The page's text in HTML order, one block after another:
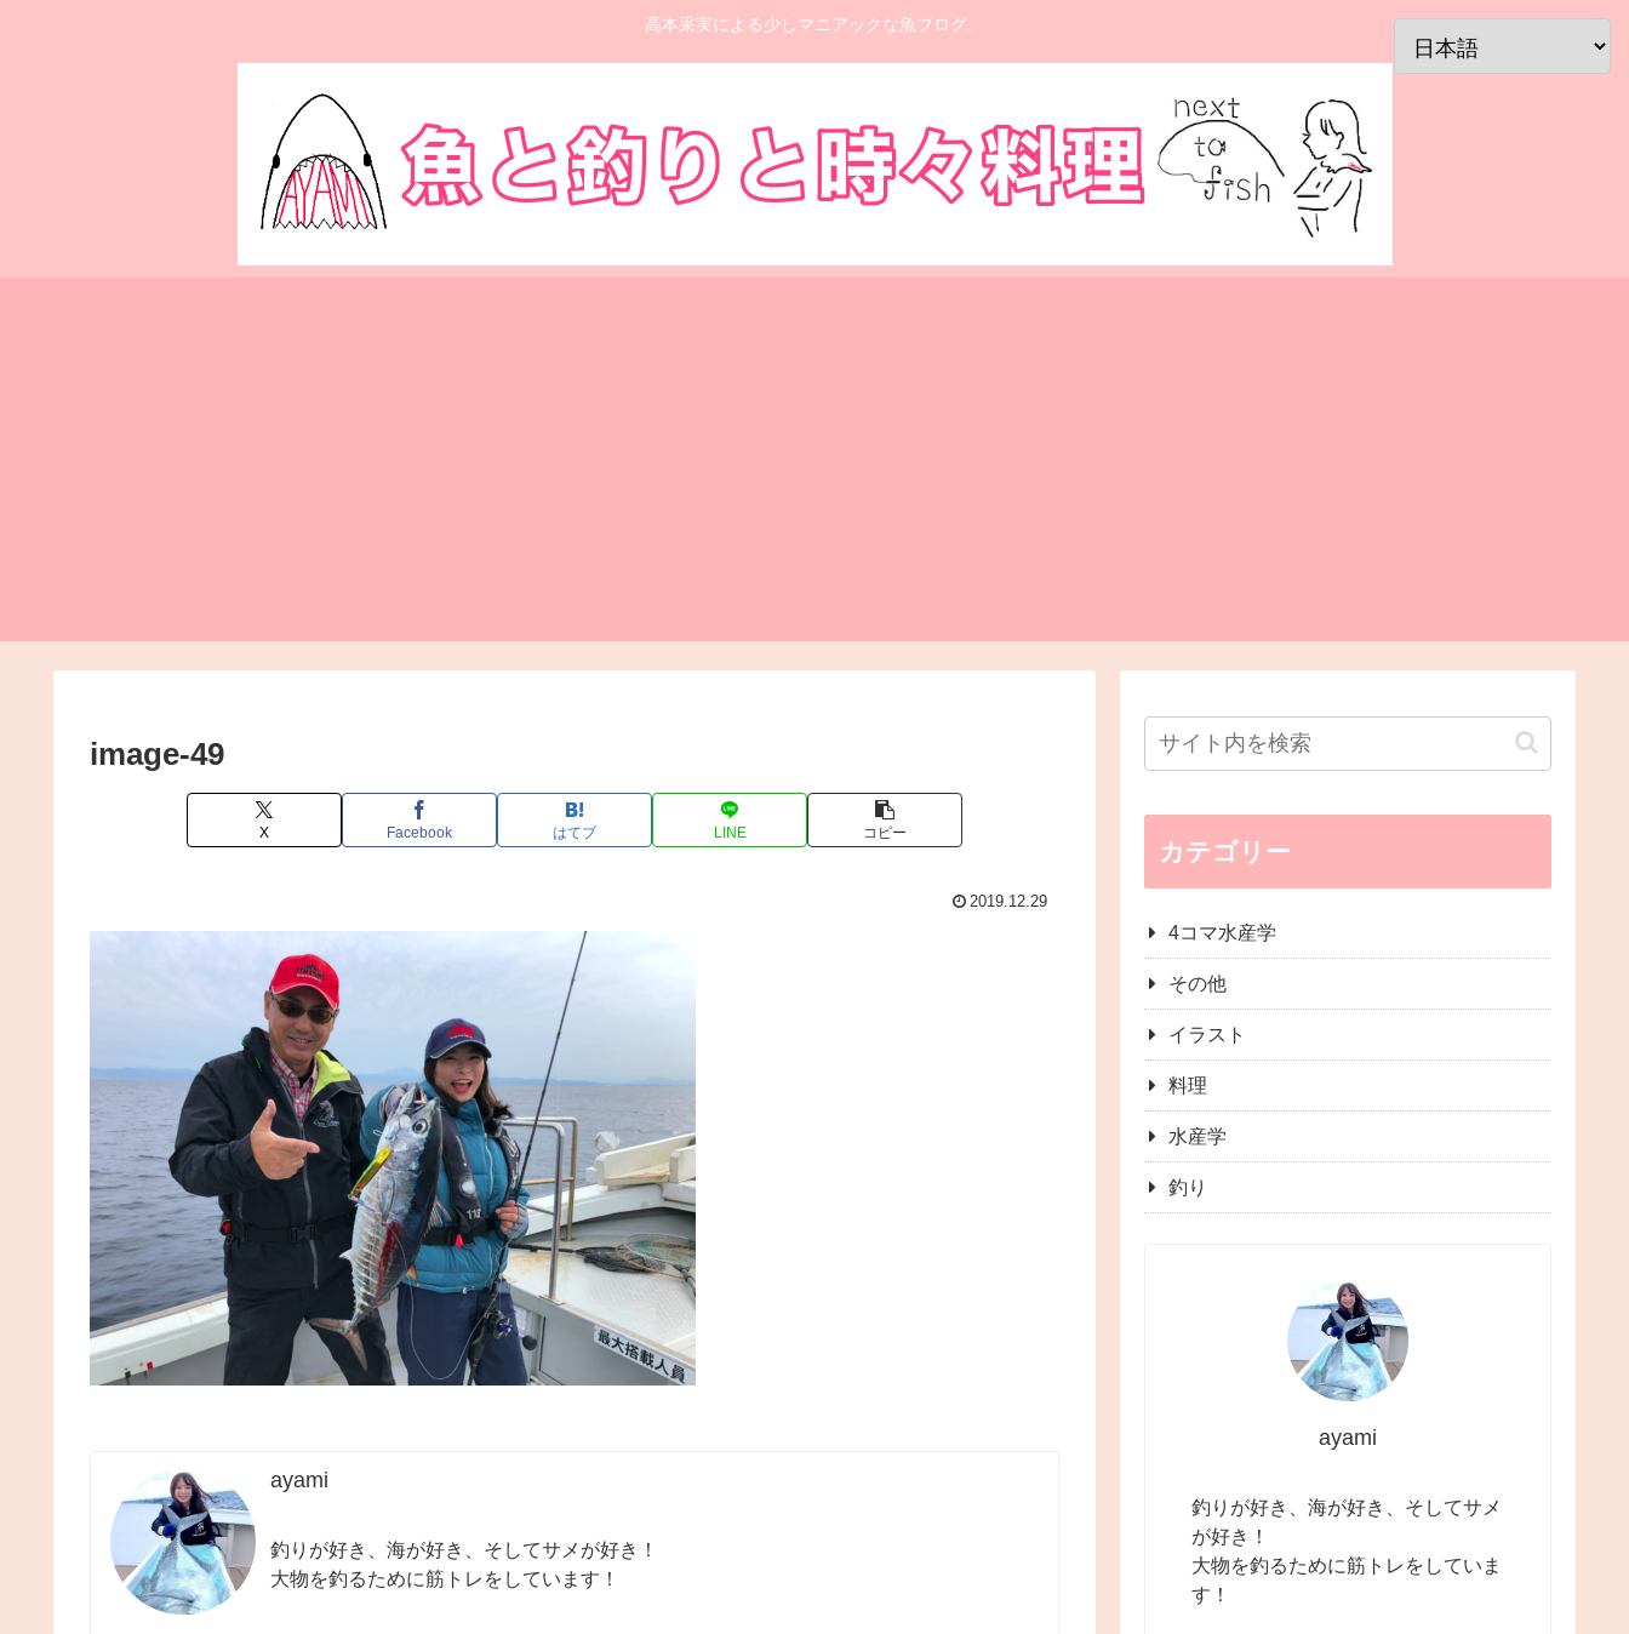
高本采実による少しマニアックな魚ブログ。
image-49
X Facebook はてブ LINE コピー
2019.12.29
ayami
釣りが好き、海が好き、そしてサメが好き！
大物を釣るために筋トレをしています！
カテゴリー
4コマ水産学
その他
イラスト
料理
水産学
釣り
ayami
釣りが好き、海が好き、そしてサメ
が好き！
大物を釣るために筋トレをしていま
す！